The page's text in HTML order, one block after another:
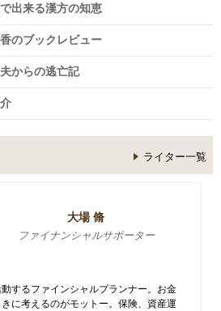
出来る漢方の知恵
のブックレビュー
からの逃亡記
ライター一覧
大場 脩
ファイナンシャルサポーター
するファインシャルプランナー。お金
に考えるのがモットー。保険、資産運